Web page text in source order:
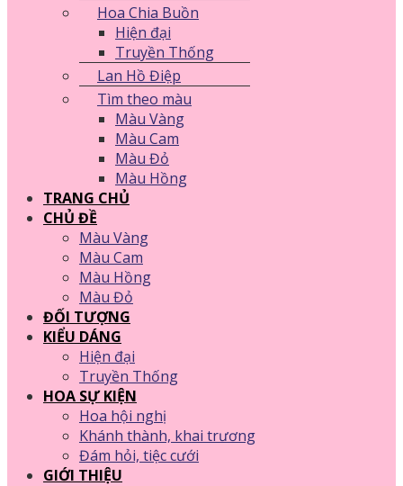
Hoa Chia Buồn
Hiện đại
Truyền Thống
Lan Hồ Điệp
Tìm theo màu
Màu Vàng
Màu Cam
Màu Đỏ
Màu Hồng
TRANG CHỦ
CHỦ ĐỀ
Màu Vàng
Màu Cam
Màu Hồng
Màu Đỏ
ĐỐI TƯỢNG
KIỂU DÁNG
Hiện đại
Truyền Thống
HOA SỰ KIỆN
Hoa hội nghị
Khánh thành, khai trương
Đám hỏi, tiệc cưới
GIỚI THIỆU